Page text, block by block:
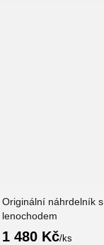
Originální náhrdelník s
lenochodem
1 480 Kč/ks